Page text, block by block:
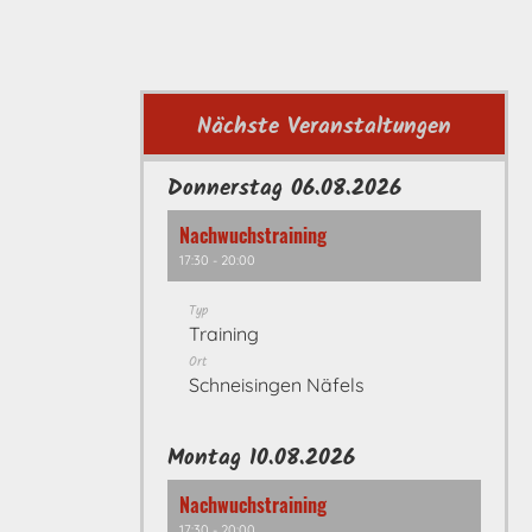
Nächste Veranstaltungen
Donnerstag 06.08.2026
Nachwuchstraining
17:30 - 20:00
Typ
Training
Ort
Schneisingen Näfels
Montag 10.08.2026
Nachwuchstraining